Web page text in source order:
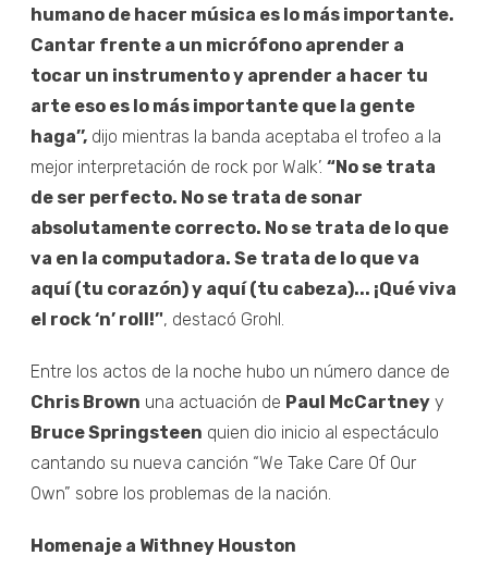
humano de hacer música es lo más importante.
Cantar frente a un micrófono aprender a
tocar un instrumento y aprender a hacer tu
arte eso es lo más importante que la gente
haga’’, dijo mientras la banda aceptaba el trofeo a la
mejor interpretación de rock por Walk’. “No se trata
de ser perfecto. No se trata de sonar
absolutamente correcto. No se trata de lo que
va en la computadora. Se trata de lo que va
aquí (tu corazón) y aquí (tu cabeza)... ¡Qué viva
el rock ‘n’ roll!’', destacó Grohl.
Entre los actos de la noche hubo un número dance de
Chris Brown una actuación de Paul McCartney y
Bruce Springsteen quien dio inicio al espectáculo
cantando su nueva canción “We Take Care Of Our
Own” sobre los problemas de la nación.
Homenaje a Withney Houston